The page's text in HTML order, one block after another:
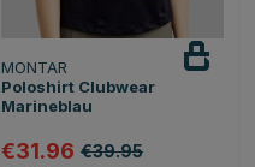
MONTAR
Poloshirt Clubwear
Marineblau
€31.96 €39.95